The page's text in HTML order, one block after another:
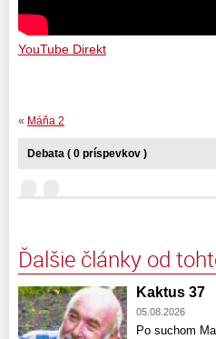
YouTube Direkt
« Máňa 2
Debata ( 0 príspevkov )
Ďalšie články od
Kaktus 37
05.08.2026
Po suchom